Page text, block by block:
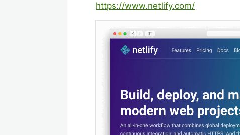
https://www.netlify.com/